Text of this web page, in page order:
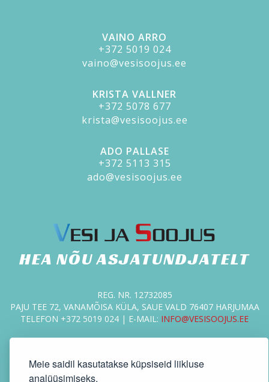
Meie saidil kasutatakse küpsiseid liikluse
analüüsimiseks.
VAINO ARRO
+372 5019 024
vaino@vesisoojus.ee
KRISTA VALLNER
+372 5078 677
krista@vesisoojus.ee
ADO PALLASE
+372 5113 315
ado@vesisoojus.ee
HEA NÕU ASJATUNDJATELT
REG. NR. 12732085
PAJU TEE 72, VANAMÕISA KÜLA, SAUE VALD 76407 HARJUMAA
TELEFON +372 5019 024 | E-MAIL: INFO@VESISOOJUS.EE